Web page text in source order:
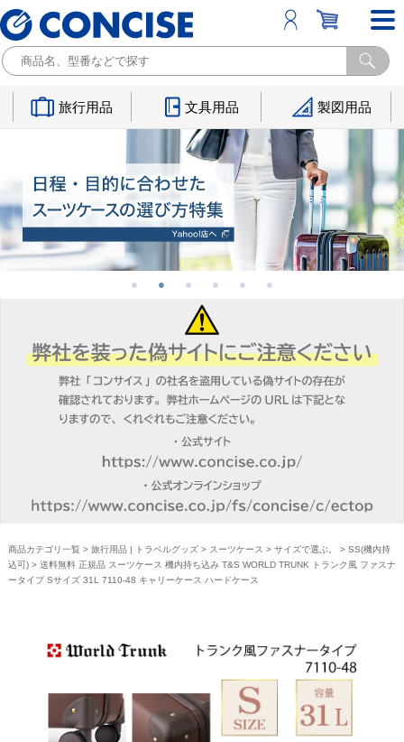
旅行用品 文具用品 製図用品
商品カテゴリ一覧 > 旅行用品 | トラベルグッズ> スーツケース > サイズで選ぶ。 > SS(機内持
込可)> 送料無料 正規品 スーツケース 機内持ち込み T&S WORLD TRUNK トランク風 ファスナ
ータイプ Sサイズ 31L 7110-48 キャリーケース ハードケース